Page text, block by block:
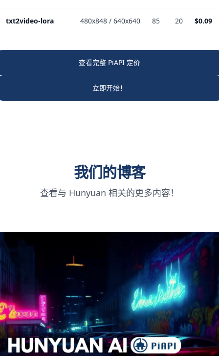
txt2video-lora 480x848 / 640x640 85 20 $0.09
查看完整 PiAPI 定价
立即开始！
我们的博客
查看与 Hunyuan 相关的更多内容！